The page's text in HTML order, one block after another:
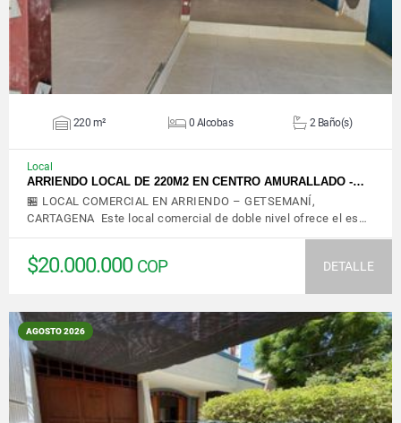
220 m² 0 Alcobas 2 Baño(s)
Local
ARRIENDO LOCAL DE 220M2 EN CENTRO AMURALLADO -…
🏪 LOCAL COMERCIAL EN ARRIENDO – GETSEMANÍ,
CARTAGENA Este local comercial de doble nivel ofrece el es…
$20.000.000 COP DETALLE
AGOSTO 2026